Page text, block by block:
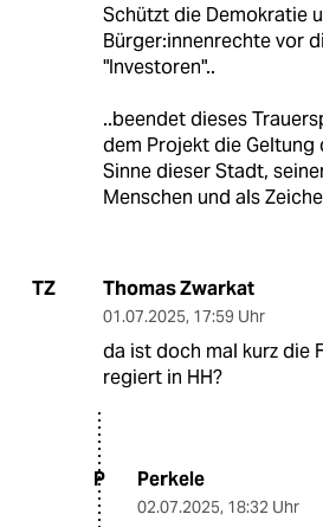
Schützt die Demokratie
Bürger:innenrechte vor
"Investoren"..
..beendet dieses
dem Projekt die Geltung
Sinne dieser Stadt,
Menschen und als
TZ Thomas Zwarkat
01.07.2025, 17:59 Uhr
da ist doch mal kurz die
regiert in HH?
P Perkele
02.07.2025, 18:32 Uhr